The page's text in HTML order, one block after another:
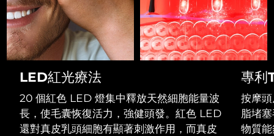
LED紅光療法
20 個紅色 LED 燈集中釋放天然細胞能量波
長，使毛囊恢復活力，強健頭發。紅色 LED
還對真皮乳頭細胞有顯著刺激作用，而真皮
專利
按摩
脂堵
物質
FAQ™護膚品
All FAQ™ skincare
FAQ™產品
All anti-aging treatments
FAQ™護膚品
All FAQ™ skincare
FAQ™產品
All LED treatments
FAQ™產品
All hair treatments
FAQ™ skincare
All FAQ™ skincare
FAQ™ products
All toning treatments
脫毛
PEACH™ 2 Pro Max
Professional IPL hair removal device
PEACH™ 2
IPL hair removal
身體護理
BEAR™ 2 body
Microcurrent body toning
LUNA™ 4 body
Massaging body brush
痘肌護理
ESPADA™ 2 plus
Recurring acne LED therapy
BEAR™ 2 eyes & lips
Microcurrent line smoothing device
法國 預計送達日期8/9/26
法屬玻里尼西亞 預計送達日期8/13/26
德國
直布羅陀 預計送達日期 8/13/26
希臘 預計送達日期 8/9/26